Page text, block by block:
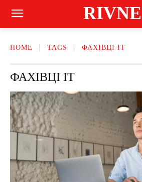
RIVNE
HOME TAGS ФАХІВЦІ ІТ
ФАХІВЦІ ІТ